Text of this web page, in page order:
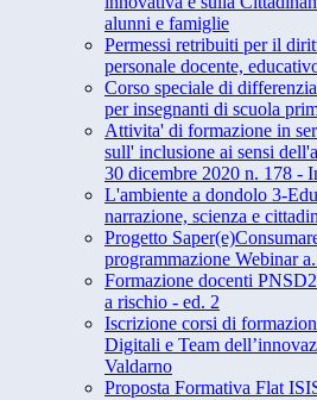
alunni e famiglie
Permessi retribuiti per il
personale docente,
Corso speciale di
per insegnanti di scuola
Attivita' di formazione in
sull' inclusione ai sensi
30 dicembre 2020 n. 178 -
L'ambiente a dondolo 3-
narrazione, scienza e
Progetto
programmazione Webinar
Formazione docenti
a rischio - ed. 2
Iscrizione corsi di
Digitali e Team
Valdarno
Proposta Formativa Flat